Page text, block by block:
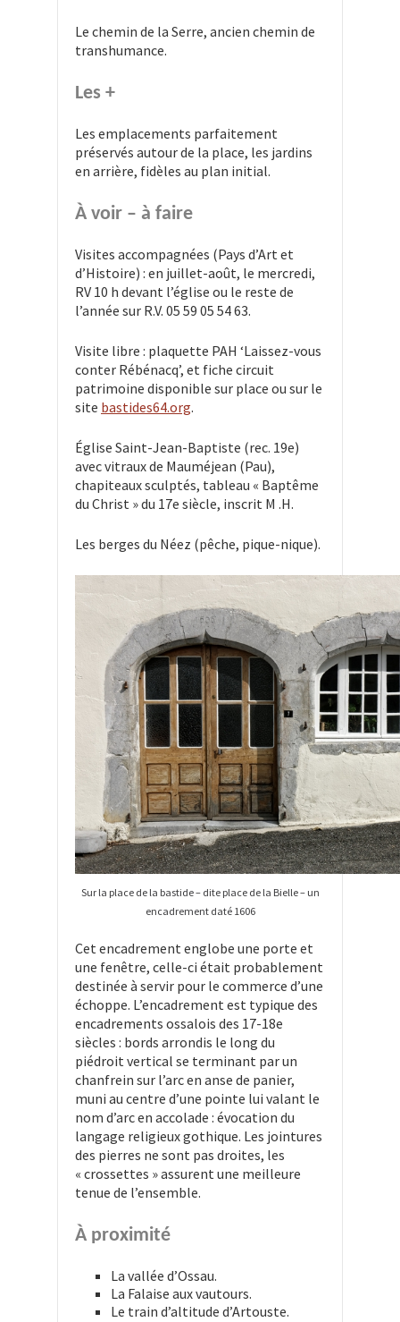
Le chemin de la Serre, ancien chemin de
transhumance.
Les +
Les emplacements parfaitement
préservés autour de la place, les jardins
en arrière, fidèles au plan initial.
À voir – à faire
Visites accompagnées (Pays d’Art et
d’Histoire) : en juillet-août, le mercredi,
RV 10 h devant l’église ou le reste de
l’année sur R.V. 05 59 05 54 63.
Visite libre : plaquette PAH ‘Laissez-vous
conter Rébénacq’, et fiche circuit
patrimoine disponible sur place ou sur le
site bastides64.org.
Église Saint-Jean-Baptiste (rec. 19e)
avec vitraux de Mauméjean (Pau),
chapiteaux sculptés, tableau « Baptême
du Christ » du 17e siècle, inscrit M .H.
Les berges du Néez (pêche, pique-nique).
Sur la place de la bastide – dite place de la Bielle – un
encadrement daté 1606
Cet encadrement englobe une porte et
une fenêtre, celle-ci était probablement
destinée à servir pour le commerce d’une
échoppe. L’encadrement est typique des
encadrements ossalois des 17-18e
siècles : bords arrondis le long du
piédroit vertical se terminant par un
chanfrein sur l’arc en anse de panier,
muni au centre d’une pointe lui valant le
nom d’arc en accolade : évocation du
langage religieux gothique. Les jointures
des pierres ne sont pas droites, les
« crossettes » assurent une meilleure
tenue de l’ensemble.
À proximité
La vallée d’Ossau.
La Falaise aux vautours.
Le train d’altitude d’Artouste.